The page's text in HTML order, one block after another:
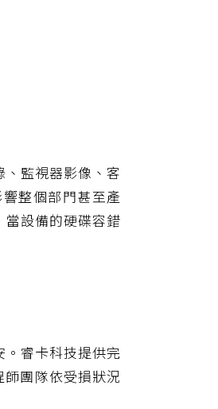
監視器影像、客
整個部門甚至產
設備的硬碟容錯
睿卡科技提供完
團隊依受損狀況